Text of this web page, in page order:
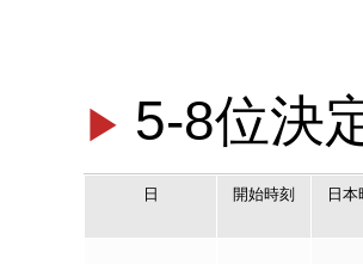
5-8位決
日 開始時刻 日本